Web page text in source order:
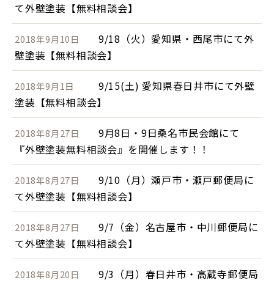
て外壁塗装【無料相談会】
2018年9月10日
9/18（火）愛知県・西尾市にて外
壁塗装【無料相談会】
2018年9月1日
9/15(土) 愛知県春日井市にて外壁
塗装【無料相談会】
2018年8月27日
9月8日・9日桑名市民会館にて
『外壁塗装無料相談会』を開催します！！
2018年8月27日
9/10（月）瀬戸市・瀬戸郵便局に
て外壁塗装【無料相談会】
2018年8月27日
9/7（金）名古屋市・中川郵便局に
て外壁塗装【無料相談会】
2018年8月20日
9/3（月）春日井市・高蔵寺郵便局